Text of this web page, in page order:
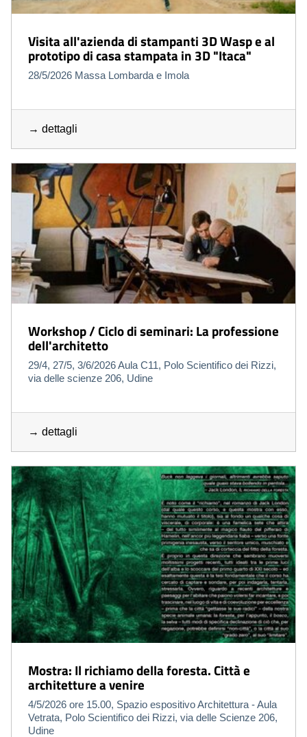
Visita all'azienda di stampanti 3D Wasp e al
prototipo di casa stampata in 3D "Itaca"
28/5/2026 Massa Lombarda e Imola
→ dettagli
Workshop / Ciclo di seminari: La professione
dell'architetto
29/4, 27/5, 3/6/2026 Aula C11, Polo Scientifico dei Rizzi,
via delle scienze 206, Udine
→ dettagli
Mostra: Il richiamo della foresta. Città e
architetture a venire
4/5/2026 ore 15.00, Spazio espositivo Architettura - Aula
Vetrata, Polo Scientifico dei Rizzi, via delle Scienze 206,
Udine